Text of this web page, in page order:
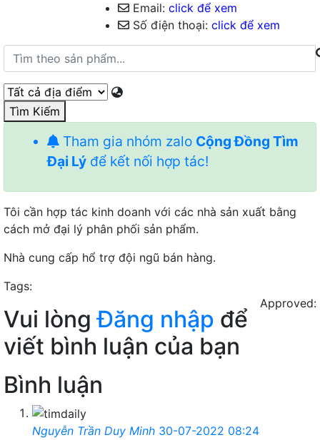
Email: click để xem
Số điện thoại: click để xem
Tìm Kiếm
Tham gia nhóm zalo Cộng Đồng Tìm
Đại Lý để kết nối hợp tác!
Tôi cần hợp tác kinh doanh với các nhà sản xuất bằng
cách mở đại lý phân phối sản phẩm.
Nhà cung cấp hổ trợ đội ngũ bán hàng.
Tags:
Approved:
Vui lòngĐăng nhập để
viết bình luận của bạn
Bình luận
Nguyễn Trần Duy Minh 30-07-2022 08:24